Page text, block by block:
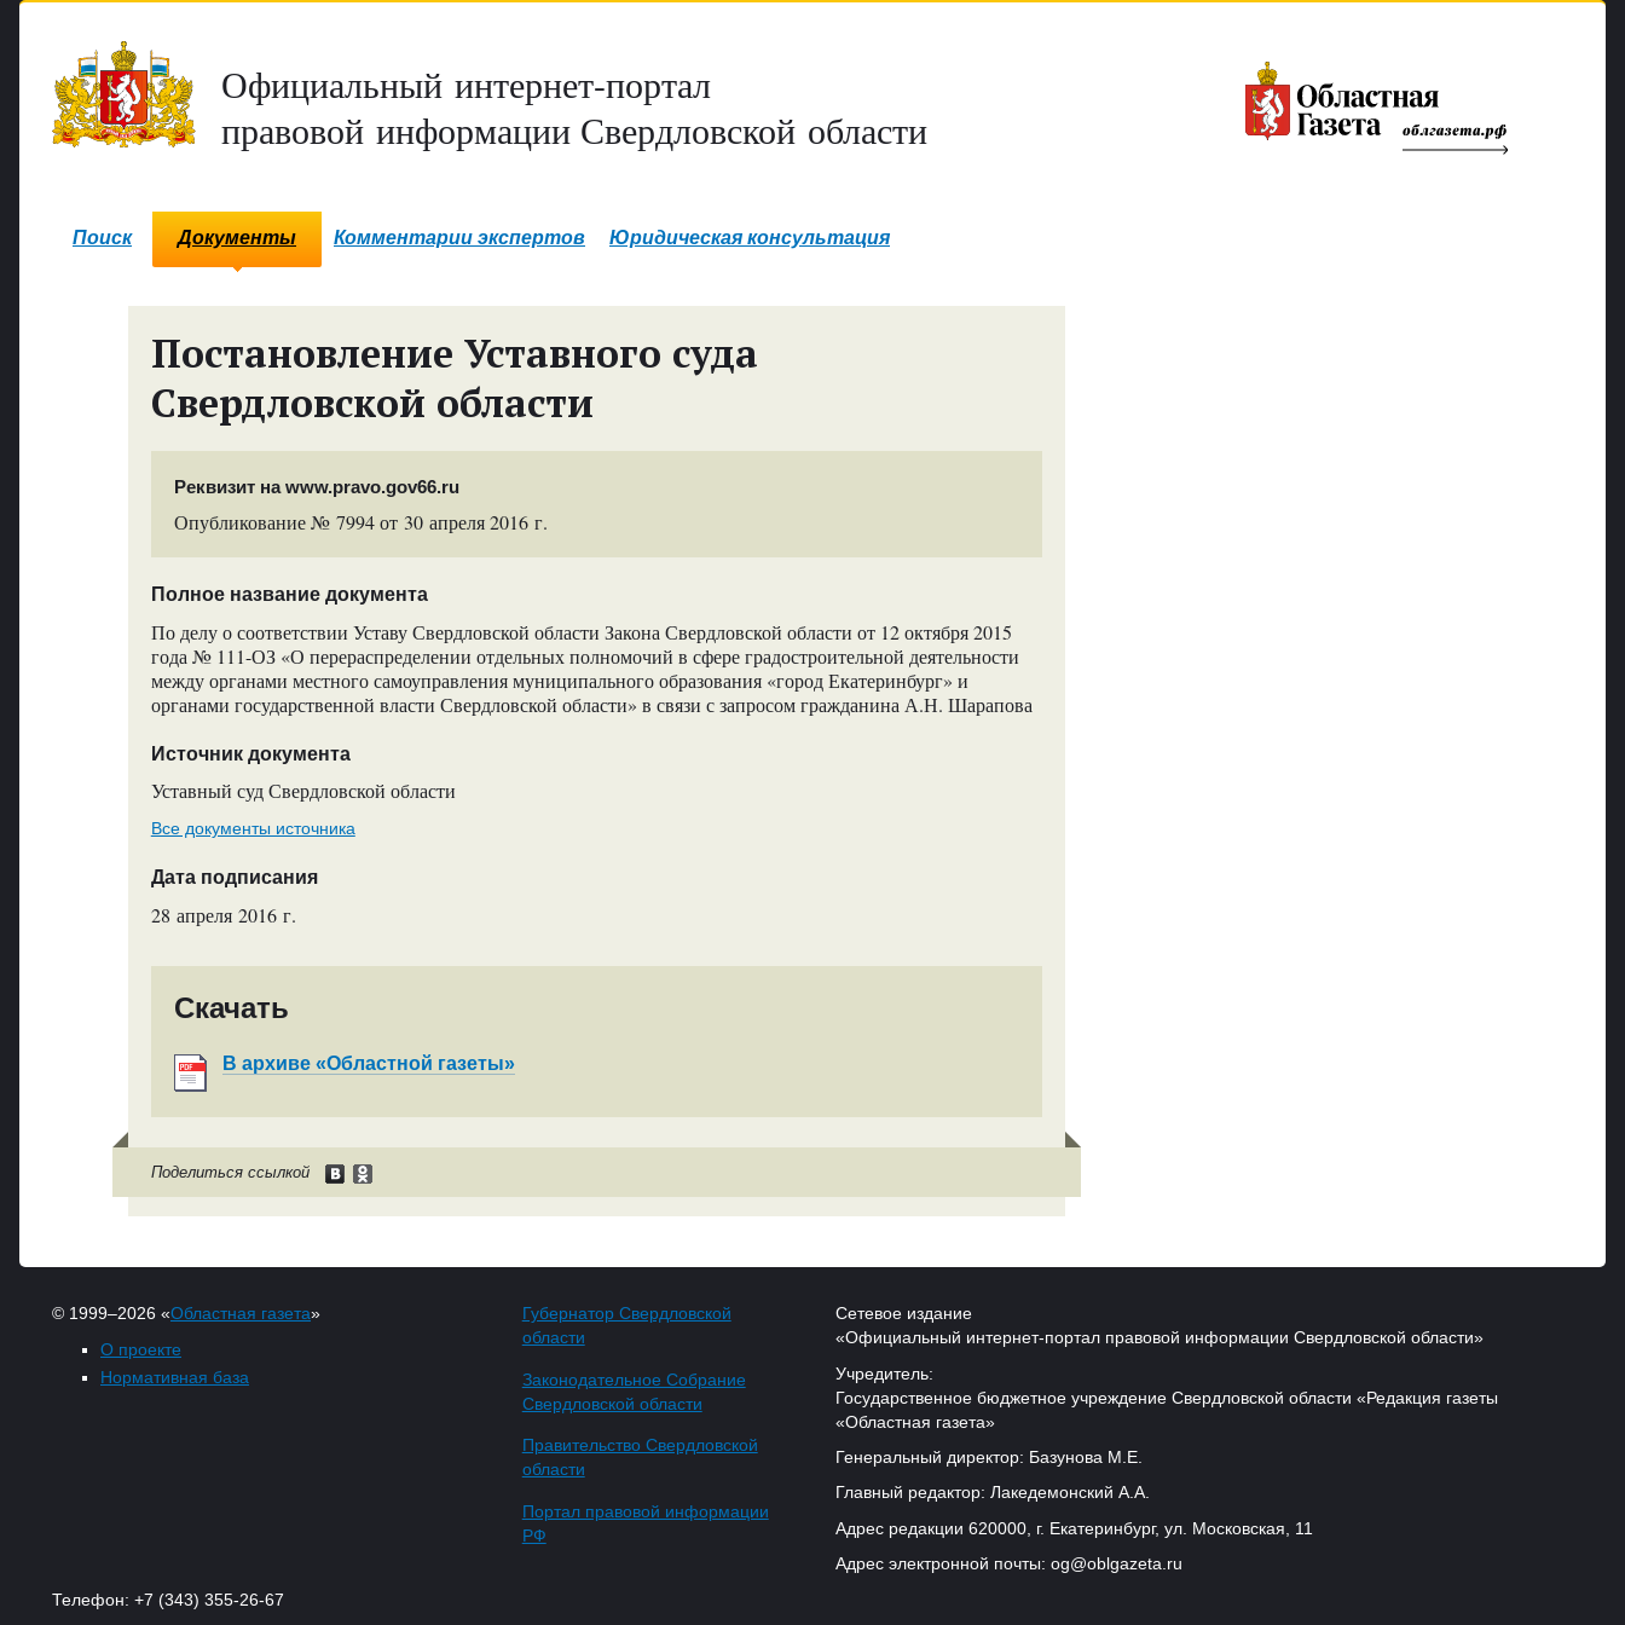
Официальный интернет-портал
правовой информации Свердловской области
Поиск Документы Комментарии экспертов Юридическая консультация
Постановление Уставного суда
Свердловской области
Реквизит на www.pravo.gov66.ru
Опубликование № 7994 от 30 апреля 2016 г.
Полное название документа
По делу о соответствии Уставу Свердловской области Закона Свердловской области от 12 октября 2015
года № 111-ОЗ «О перераспределении отдельных полномочий в сфере градостроительной деятельности
между органами местного самоуправления муниципального образования «город Екатеринбург» и
органами государственной власти Свердловской области» в связи с запросом гражданина А.Н. Шарапова
Источник документа
Уставный суд Свердловской области
Все документы источника
Дата подписания
28 апреля 2016 г.
Скачать
В архиве «Областной газеты»
Поделиться ссылкой
© 1999–2026 «Областная газета»
О проекте
Нормативная база
Губернатор Свердловской
области
Законодательное Собрание
Свердловской области
Правительство Свердловской
области
Портал правовой информации
РФ
Сетевое издание
«Официальный интернет-портал правовой информации Свердловской области»
Учредитель:
Государственное бюджетное учреждение Свердловской области «Редакция газеты
«Областная газета»
Генеральный директор: Базунова М.Е.
Главный редактор: Лакедемонский А.А.
Адрес редакции 620000, г. Екатеринбург, ул. Московская, 11
Адрес электронной почты: og@oblgazeta.ru
Телефон: +7 (343) 355-26-67